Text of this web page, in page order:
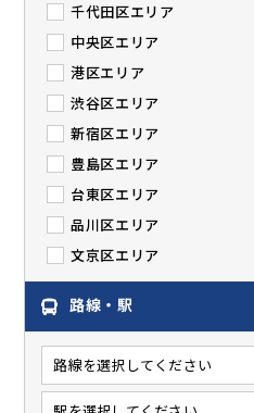
千代田区エリア
中央区エリア
港区エリア
渋谷区エリア
新宿区エリア
豊島区エリア
台東区エリア
品川区エリア
文京区エリア
路線・駅